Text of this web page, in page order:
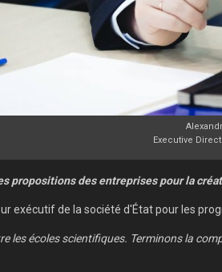
Executive
propositions des entreprises pour la
exécutif de la société d'État pour les
les écoles scientifiques. Terminons la